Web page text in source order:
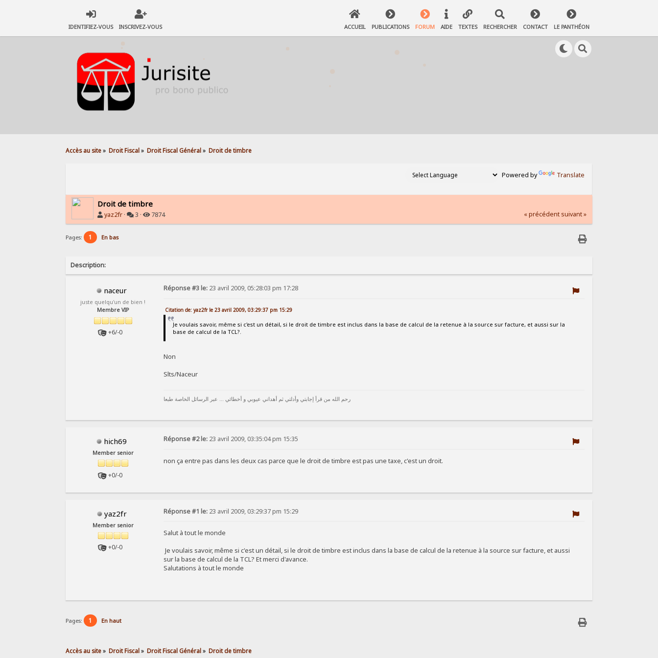
IDENTIFIEZ-VOUS INSCRIVEZ-VOUS ACCUEIL PUBLICATIONS FORUM AIDE TEXTES RECHERCHER CONTACT LE PANTHÉON
Accès au site» Droit Fiscal» Droit Fiscal Général» Droit de timbre
Powered by Translate
Droit de timbre
yaz2fr · 3 · 7874 « précédent suivant »
Pages: 1 En bas
Description:
naceur
juste quelqu'un de bien !
Membre VIP
+6/-0
Réponse #3 le: 23 avril 2009, 05:28:03 pm 17:28
Citation de: yaz2fr le 23 avril 2009, 03:29:37 pm 15:29
Je voulais savoir, même si c'est un détail, si le droit de timbre est inclus dans la base de calcul de la retenue à la source sur facture, et aussi sur la
base de calcul de la TCL?.
Non
Slts/Naceur
رحم الله من قرأ إجابتي وأدلتي ثم أهداني عيوبي و أخطائي ... عبر الرسائل الخاصة طبعا
hich69
Member senior
+0/-0
Réponse #2 le: 23 avril 2009, 03:35:04 pm 15:35
non ça entre pas dans les deux cas parce que le droit de timbre est pas une taxe, c'est un droit.
yaz2fr
Member senior
+0/-0
Réponse #1 le: 23 avril 2009, 03:29:37 pm 15:29
Salut à tout le monde
Je voulais savoir, même si c'est un détail, si le droit de timbre est inclus dans la base de calcul de la retenue à la source sur facture, et aussi
sur la base de calcul de la TCL? Et merci d'avance.
Salutations à tout le monde
Pages: 1 En haut
Accès au site» Droit Fiscal» Droit Fiscal Général» Droit de timbre